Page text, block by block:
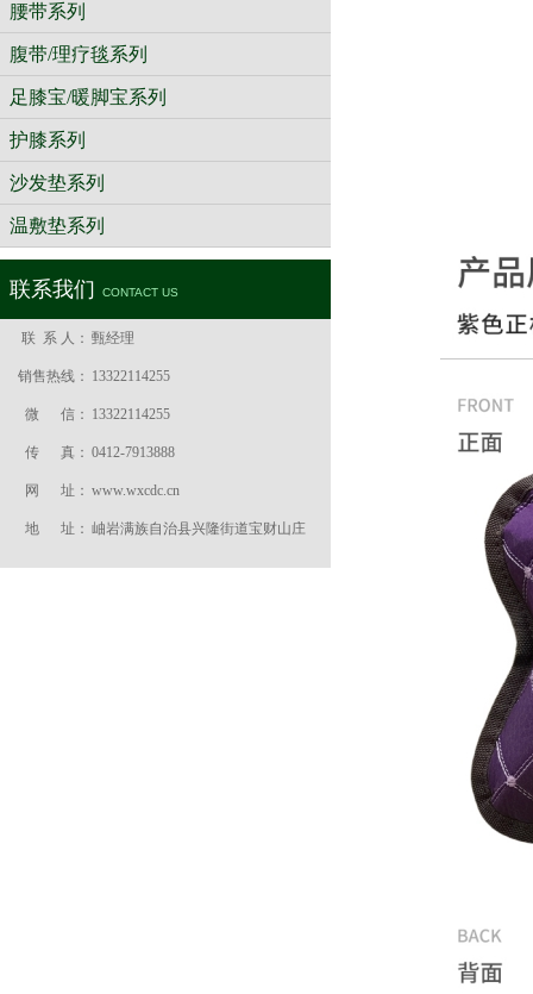
腰带系列
腹带/理疗毯系列
足膝宝/暖脚宝系列
护膝系列
沙发垫系列
温敷垫系列
联系我们 CONTACT US
联 系 人： 甄经理
销售热线： 13322114255
微 信： 13322114255
传 真： 0412-7913888
网 址： www.wxcdc.cn
地 址： 岫岩满族自治县兴隆街道宝财山庄